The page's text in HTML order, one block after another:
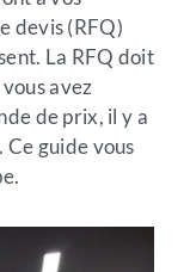
devis (RFQ)
La RFQ doit
avez
de prix, il y a
Ce guide vous